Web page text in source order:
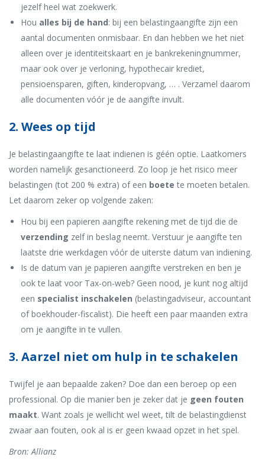
jezelf heel wat zoekwerk.
Hou alles bij de hand: bij een belastingaangifte zijn een
aantal documenten onmisbaar. En dan hebben we het niet
alleen over je identiteitskaart en je bankrekeningnummer,
maar ook over je verloning, hypothecair krediet,
pensioensparen, giften, kinderopvang, … . Verzamel daarom
alle documenten vóór je de aangifte invult.
2. Wees op tijd
Je belastingaangifte te laat indienen is géén optie. Laatkomers
worden namelijk gesanctioneerd. Zo loop je het risico meer
belastingen (tot 200 % extra) of een boete te moeten betalen.
Let daarom zeker op volgende zaken:
Hou bij een papieren aangifte rekening met de tijd die de
verzending zelf in beslag neemt. Verstuur je aangifte ten
laatste drie werkdagen vóór de uiterste datum van indiening.
Is de datum van je papieren aangifte verstreken en ben je
ook te laat voor Tax-on-web? Geen nood, je kunt nog altijd
een specialist inschakelen (belastingadviseur, accountant
of boekhouder-fiscalist). Die heeft een paar maanden extra
om je aangifte in te vullen.
3. Aarzel niet om hulp in te schakelen
Twijfel je aan bepaalde zaken? Doe dan een beroep op een
professional. Op die manier ben je zeker dat je geen fouten
maakt. Want zoals je wellicht wel weet, tilt de belastingdienst
zwaar aan fouten, ook al is er geen kwaad opzet in het spel.
Bron: Allianz